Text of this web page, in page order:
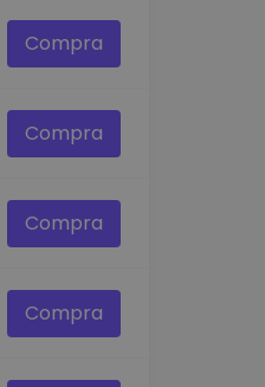
Compra
Compra
Compra
Compra